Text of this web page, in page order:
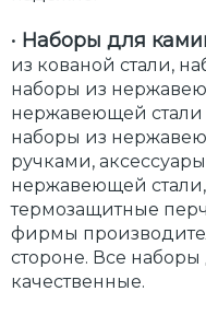
• Наборы для
из кованой стали,
наборы из
нержавеющей
наборы из
ручками,
нержавеющей
термозащитные
фирмы
стороне. Все
качественные.